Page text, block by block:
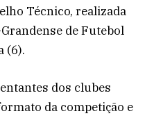
Técnico, realizada
de Futebol
(6).
dos clubes
da competição e